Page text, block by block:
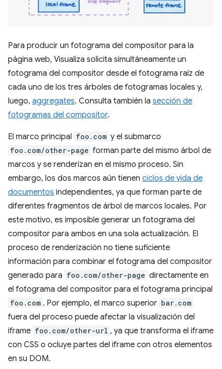
Para producir un fotograma del compositor para la
página web, Visualiza solicita simultáneamente un
fotograma del compositor desde el fotograma raíz de
cada uno de los tres árboles de fotogramas locales y,
luego, aggregates. Consulta también la sección de
fotogramas del compositor.
El marco principal foo.com y el submarco
foo.com/other-page forman parte del mismo árbol de
marcos y se renderizan en el mismo proceso. Sin
embargo, los dos marcos aún tienen ciclos de vida de
documentos independientes, ya que forman parte de
diferentes fragmentos de árbol de marcos locales. Por
este motivo, es imposible generar un fotograma del
compositor para ambos en una sola actualización. El
proceso de renderización no tiene suficiente
información para combinar el fotograma del compositor
generado para foo.com/other-page directamente en
el fotograma del compositor para el fotograma principal
foo.com . Por ejemplo, el marco superior bar.com
fuera del proceso puede afectar la visualización del
iframe foo.com/other-url , ya que transforma el iframe
con CSS o ocluye partes del iframe con otros elementos
en su DOM.